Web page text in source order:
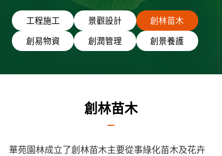
工程施工 景觀設計
創林苗木
創易物資
創潤管理 創景養護
創林苗木
華苑園林成立了創林苗木主要從事綠化苗木及花卉